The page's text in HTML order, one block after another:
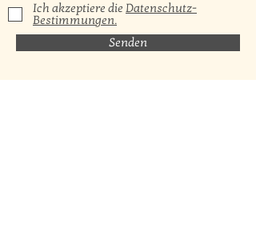
Ich akzeptiere die Datenschutz-
Bestimmungen.
Senden